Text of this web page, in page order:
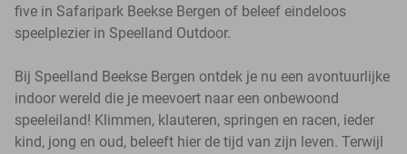
five in Safaripark Beekse Bergen of beleef eindeloos
speelplezier in Speelland Outdoor.
Bij Speelland Beekse Bergen ontdek je nu een avontuurlijke
indoor wereld die je meevoert naar een onbewoond
speeleiland! Klimmen, klauteren, springen en racen, ieder
kind, jong en oud, beleeft hier de tijd van zijn leven. Terwijl